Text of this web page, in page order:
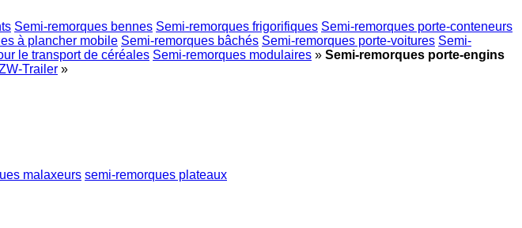
Semi-remorques bennes Semi-remorques frigorifiques Semi-remorques porte-conteneurs
à plancher mobile Semi-remorques bâchés Semi-remorques porte-voitures Semi-
le transport de céréales Semi-remorques modulaires » Semi-remorques porte-engins
Trailer »
malaxeurs semi-remorques plateaux